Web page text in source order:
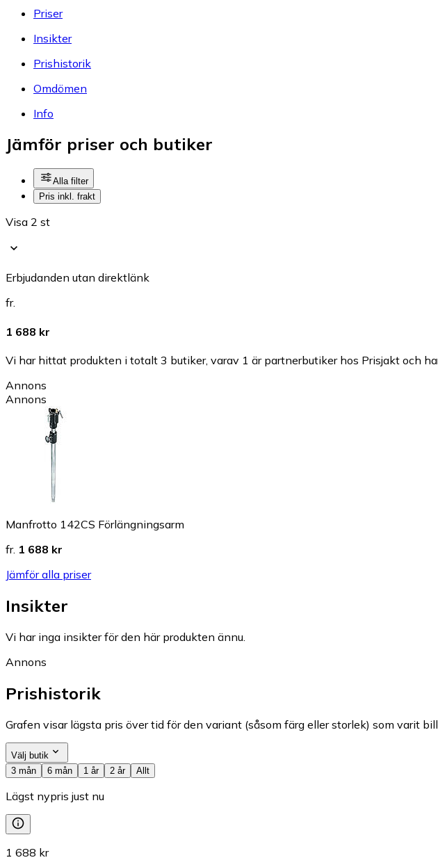
Priser
Insikter
Prishistorik
Omdömen
Info
Jämför priser och butiker
Alla filter
Pris inkl. frakt
Visa 2 st
Erbjudanden utan direktlänk
fr.
1 688 kr
Vi har hittat produkten i totalt 3 butiker, varav 1 är partnerbutiker hos Prisjakt och
Annons
Annons
Manfrotto 142CS Förlängningsarm
fr. 1 688 kr
Jämför alla priser
Insikter
Vi har inga insikter för den här produkten ännu.
Annons
Prishistorik
Grafen visar lägsta pris över tid för den variant (såsom färg eller storlek) som varit
Välj butik
3 mån
6 mån 1 år 2 år Allt
Lägst nypris just nu
1 688 kr